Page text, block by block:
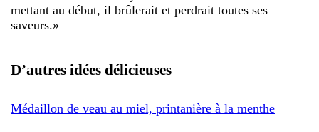
mettant au début, il brûlerait et perdrait toutes ses
saveurs.»
D’autres idées délicieuses
Médaillon de veau au miel, printanière à la menthe